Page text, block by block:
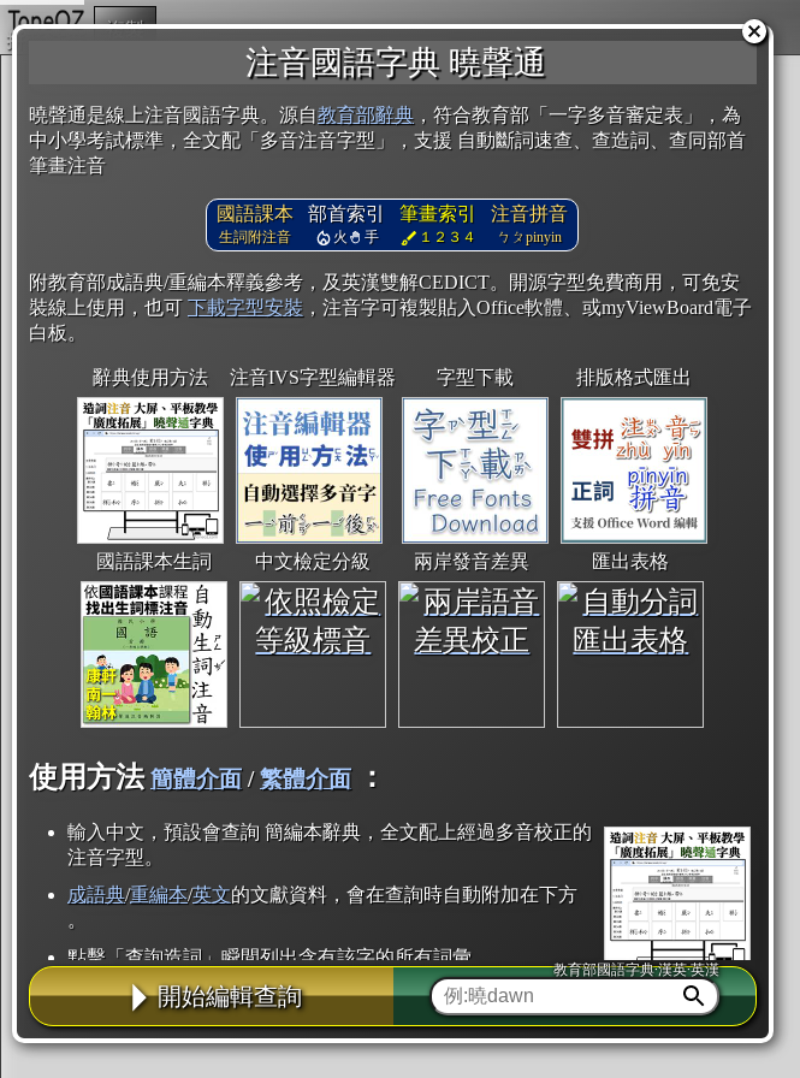
注音國語字典 曉聲通
曉聲通是線上注音國語字典。源自教育部辭典 ，符合教育部「一字多音審定表」，為
中小學考試標準，全文配「多音注音字型」，支援 自動斷詞速查、查造詞、查同部首
筆畫注音
國語課本
生詞附注音
部首索引
火 手
筆畫索引
１２３４
注音拼音
ㄅㄆpinyin
附教育部成語典/重編本釋義參考，及英漢雙解CEDICT。開源字型免費商用，可免安
裝線上使用，也可 下載字型安裝 ，注音字可複製貼入Office軟體、或myViewBoard電子
白板。
辭典使用方法 注音IVS字型編輯器 字型下載 排版格式匯出
國語課本生詞 中文檢定分級 兩岸發音差異 匯出表格
使用方法 簡體介面/繁體介面 ：
輸入中文，預設會查詢 簡編本辭典，全文配上經過多音校正的
注音字型。
成語典/重編本/英文的文獻資料，會在查詢時自動附加在下方
。
點擊「查詢造詞」瞬間列出含有該字的所有詞彙。
點「部首」瞬間列出所有「同部首字」。也支援查詢「同注音」或「同筆畫」。
辭典解釋的全文都經過自動斷詞，點擊便可瞬間「連續查詢」此字詞的解釋，不
用手動重複輸入。
開始編輯查詢
教育部國語字典·漢英·英漢
複製